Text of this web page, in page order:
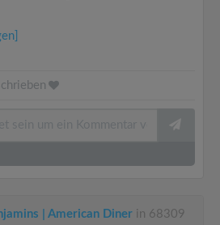
| American Diner in 68309